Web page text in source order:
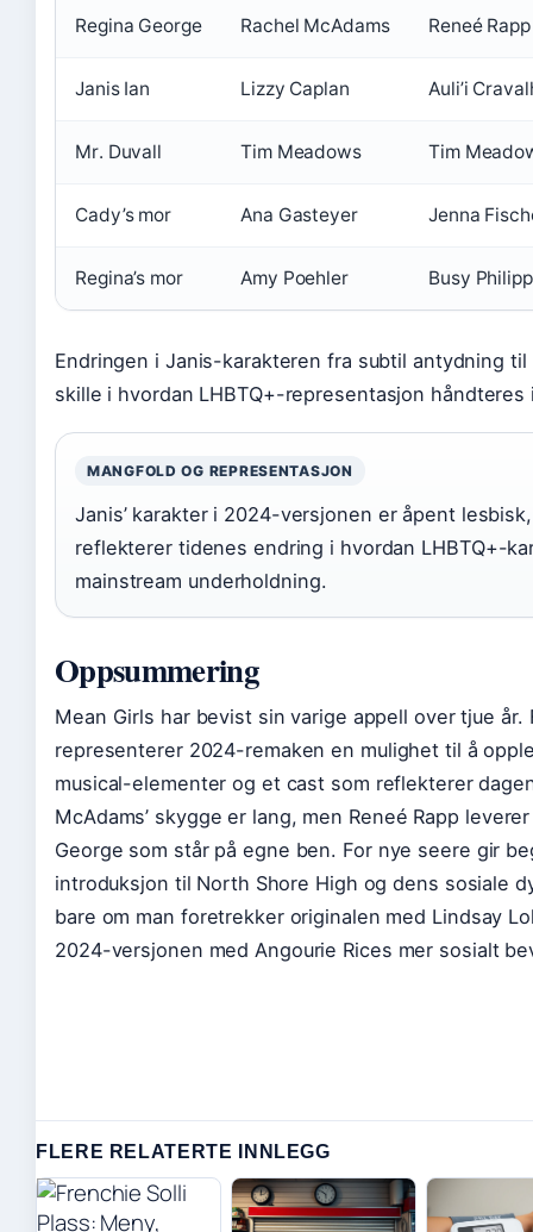
Regina George Rachel McAdams Reneé Rapp
Janis Ian Lizzy Caplan Auli’i
Mr. Duvall Tim Meadows Tim
Cady’s mor Ana Gasteyer Jenna
Regina’s mor Amy Poehler Busy
Endringen i Janis-karakteren fra subtil antydning
skille i hvordan LHBTQ+-representasjon
MANGFOLD OG REPRESENTASJON
Janis’ karakter i 2024-versjonen er åpent
reflekterer tidenes endring i hvordan LHBTQ+-
mainstream underholdning.
Oppsummering
Mean Girls har bevist sin varige appell over tjue
representerer 2024-remaken en mulighet til å
musical-elementer og et cast som reflekterer
McAdams’ skygge er lang, men Reneé Rapp
George som står på egne ben. For nye seere gir
introduksjon til North Shore High og dens sosiale
bare om man foretrekker originalen med Lindsay
2024-versjonen med Angourie Rices mer sosialt
FLERE RELATERTE INNLEGG